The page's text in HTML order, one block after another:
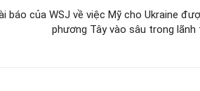
báo của WSJ về việc Mỹ cho Ukraine
phương Tây vào sâu trong lãnh